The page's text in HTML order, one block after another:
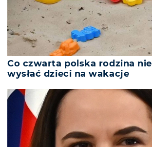
Co czwarta polska rodzina
wysłać dzieci na wakacje